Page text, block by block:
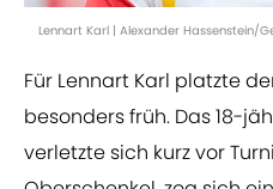
Lennart Karl | Alexander Hassenstein/
Für Lennart Karl platzte
besonders früh. Das 18-
verletzte sich kurz vor